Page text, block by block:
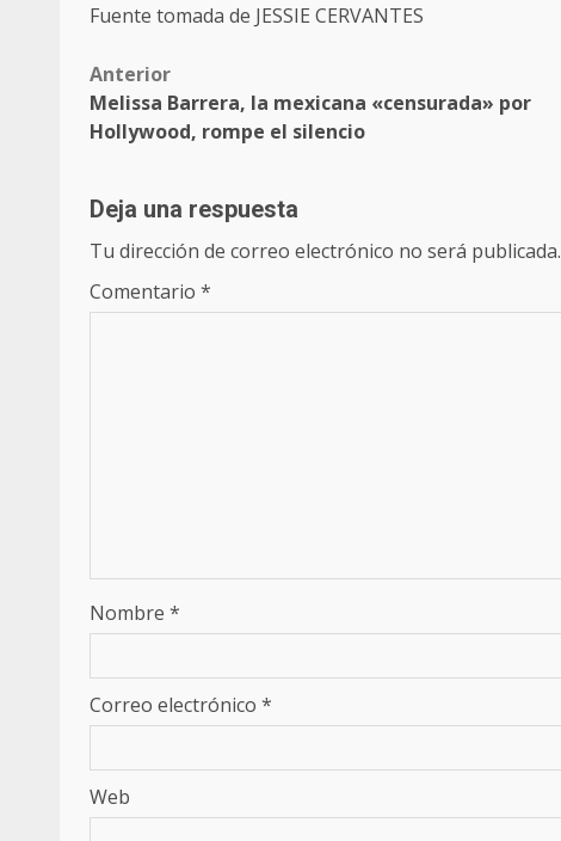
Fuente tomada de JESSIE CERVANTES
Post
navigation
Anterior
Melissa Barrera, la mexicana «censurada» por
Hollywood, rompe el silencio
Deja una respuesta
Tu dirección de correo electrónico no será publicada.
Comentario *
Nombre *
Correo electrónico *
Web